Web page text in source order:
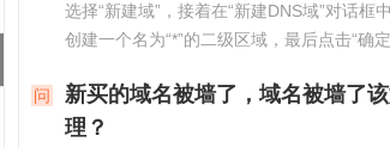
选择“新建域”，接着在“新建DNS域”对话框
创建一个名为“*”的二级区域，最后点击“确定
问
新买的域名被墙了，域名被墙了
理？